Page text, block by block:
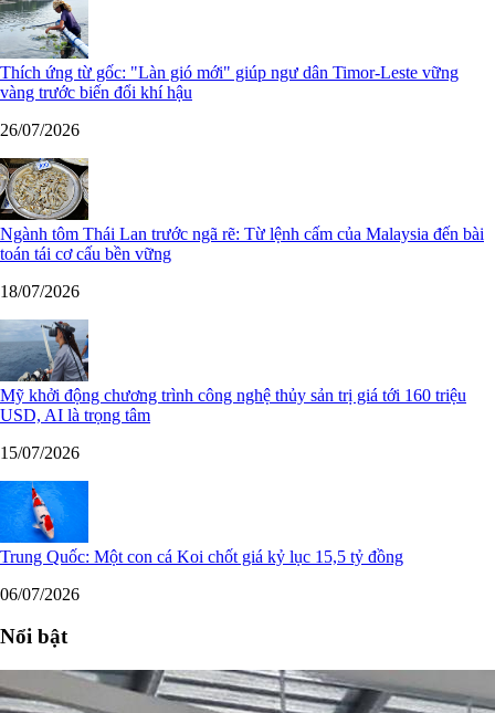
Thích ứng từ gốc: "Làn gió mới" giúp ngư dân Timor-Leste vững
vàng trước biến đổi khí hậu
26/07/2026
Ngành tôm Thái Lan trước ngã rẽ: Từ lệnh cấm của Malaysia đến bài
toán tái cơ cấu bền vững
18/07/2026
Mỹ khởi động chương trình công nghệ thủy sản trị giá tới 160 triệu
USD, AI là trọng tâm
15/07/2026
Trung Quốc: Một con cá Koi chốt giá kỷ lục 15,5 tỷ đồng
06/07/2026
Nổi bật